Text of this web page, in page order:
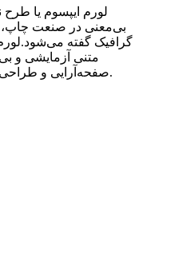
لورم ایپسوم یا طرح‌
بی‌معنی در صنعت
گرافیک گفته
متنی آزمایشی و
صفحه‌آرایی و طراحی گرافیک گفته می‌شود.